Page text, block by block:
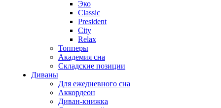
Эко
Classic
President
City
Relax
Топперы
Академия сна
Складские позиции
Диваны
Для ежедневного сна
Аккордеон
Диван-книжка